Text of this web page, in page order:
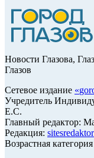
Новости Глазова,
Глазов
Сетевое издание «
Учредитель
Е.С.
Главный редактор:
Редакция:
Возрастная